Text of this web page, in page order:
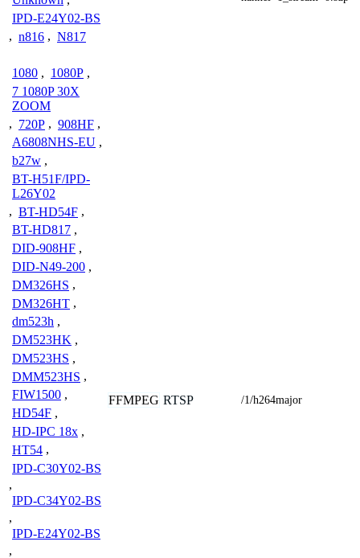
IPD-E24Y02-BS
, n816 , N817
1080 , 1080P ,
7 1080P 30X
ZOOM
, 720P , 908HF ,
A6808NHS-EU ,
b27w ,
BT-H51F/IPD-
L26Y02
, BT-HD54F ,
BT-HD817 ,
DID-908HF ,
DID-N49-200 ,
DM326HS ,
DM326HT ,
dm523h ,
DM523HK ,
DM523HS ,
DMM523HS ,
FIW1500 ,
HD54F ,
HD-IPC 18x ,
HT54 ,
IPD-C30Y02-BS
,
IPD-C34Y02-BS
,
IPD-E24Y02-BS
,
FFMPEG RTSP /1/h264major